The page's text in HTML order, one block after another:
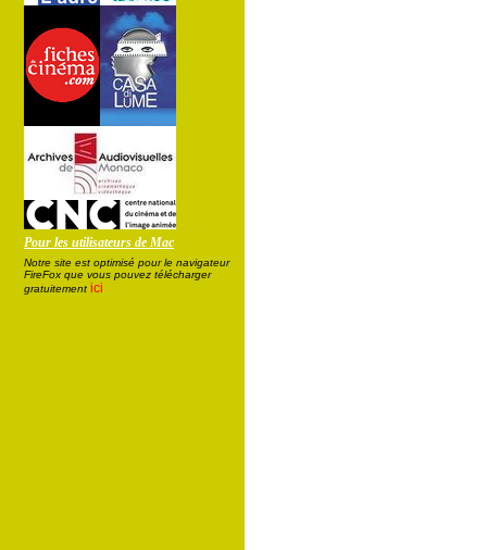
Pour les utilisateurs de Mac
Notre site est optimisé pour le navigateur
FireFox que vous pouvez télécharger
gratuitement ici